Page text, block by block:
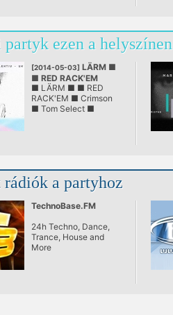
partyk ezen a helyszínen
[2014-05-03] LÄRM ■
■ RED RACK'EM
@ LÄRM
■ LÄRM ■ ■ RED
RACK'EM ■ Crimson
■ Tom Select ■
a partyhoz
TechnoBase.FM
24h Techno, Dance,
Trance, House and
More